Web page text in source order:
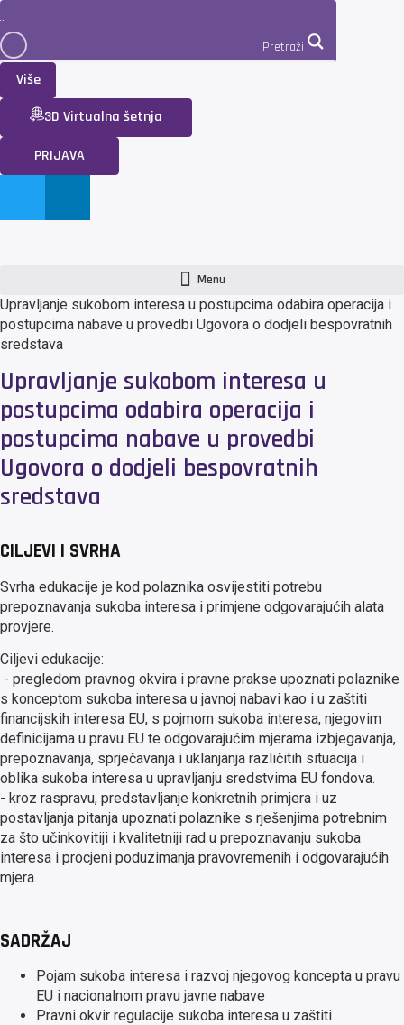
Pretraži
Više
3D Virtualna šetnja
PRIJAVA
Menu
Upravljanje sukobom interesa u postupcima odabira operacija i
postupcima nabave u provedbi Ugovora o dodjeli bespovratnih
sredstava
Upravljanje sukobom interesa u
postupcima odabira operacija i
postupcima nabave u provedbi
Ugovora o dodjeli bespovratnih
sredstava
CILJEVI I SVRHA
Svrha edukacije je kod polaznika osvijestiti potrebu
prepoznavanja sukoba interesa i primjene odgovarajućih alata
provjere.
Ciljevi edukacije:
- pregledom pravnog okvira i pravne prakse upoznati polaznike
s konceptom sukoba interesa u javnoj nabavi kao i u zaštiti
financijskih interesa EU, s pojmom sukoba interesa, njegovim
definicijama u pravu EU te odgovarajućim mjerama izbjegavanja,
prepoznavanja, sprječavanja i uklanjanja različitih situacija i
oblika sukoba interesa u upravljanju sredstvima EU fondova.
- kroz raspravu, predstavljanje konkretnih primjera i uz
postavljanja pitanja upoznati polaznike s rješenjima potrebnim
za što učinkovitiji i kvalitetniji rad u prepoznavanju sukoba
interesa i procjeni poduzimanja pravovremenih i odgovarajućih
mjera.
SADRŽAJ
Pojam sukoba interesa i razvoj njegovog koncepta u pravu
EU i nacionalnom pravu javne nabave
Pravni okvir regulacije sukoba interesa u zaštiti